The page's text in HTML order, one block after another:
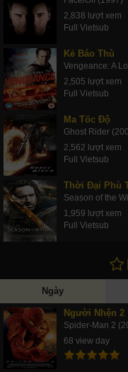
2,838 lượt xem
Full Vietsub
Kẻ Báo Thù
Vengeance: A
2,505 lượt xem
Full Vietsub
Ma Tốc Độ
Ghost Rider
2,562 lượt xem
Full Vietsub
Thời Đại Phù
Season of the
1,959 lượt xem
Full Vietsub
Ngày
Người Nhện 2
Spider-Man 2
68 view day